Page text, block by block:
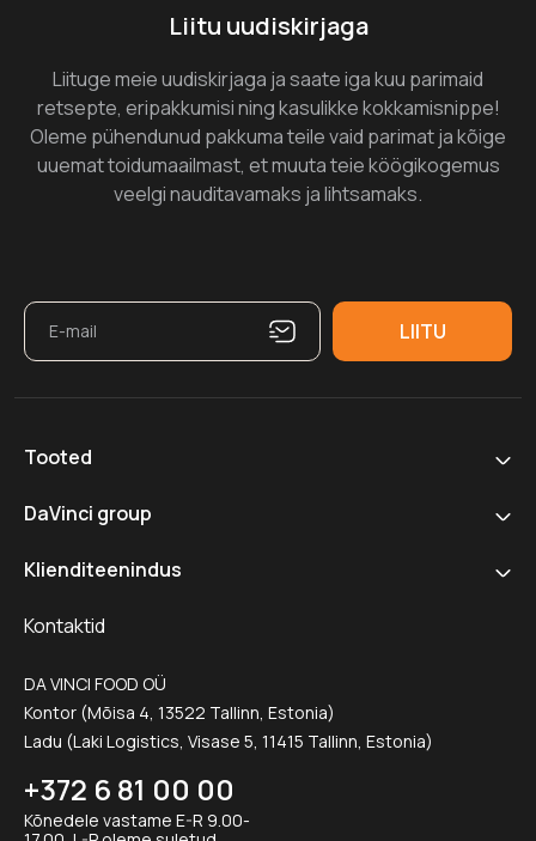
Liitu uudiskirjaga
Liituge meie uudiskirjaga ja saate iga kuu parimaid
retsepte, eripakkumisi ning kasulikke kokkamisnippe!
Oleme pühendunud pakkuma teile vaid parimat ja kõige
uuemat toidumaailmast, et muuta teie köögikogemus
veelgi nauditavamaks ja lihtsamaks.
Tooted
DaVinci group
Klienditeenindus
Kontaktid
DA VINCI FOOD OÜ
Kontor (Mõisa 4, 13522 Tallinn, Estonia)
Ladu (Laki Logistics, Visase 5, 11415 Tallinn, Estonia)
+372 6 81 00 00
Kõnedele vastame E-R 9.00-